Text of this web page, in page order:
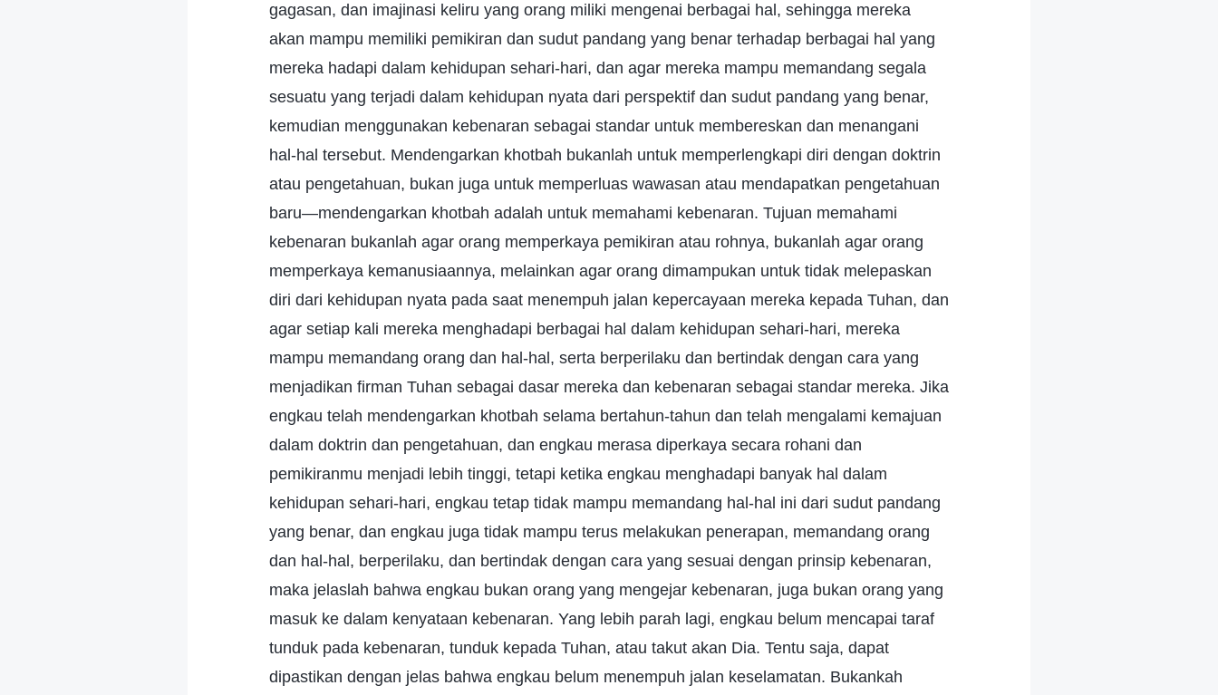
gagasan, dan imajinasi keliru yang orang miliki mengenai berbagai hal, sehingga mereka
akan mampu memiliki pemikiran dan sudut pandang yang benar terhadap berbagai hal yang
mereka hadapi dalam kehidupan sehari-hari, dan agar mereka mampu memandang segala
sesuatu yang terjadi dalam kehidupan nyata dari perspektif dan sudut pandang yang benar,
kemudian menggunakan kebenaran sebagai standar untuk membereskan dan menangani
hal-hal tersebut. Mendengarkan khotbah bukanlah untuk memperlengkapi diri dengan doktrin
atau pengetahuan, bukan juga untuk memperluas wawasan atau mendapatkan pengetahuan
baru—mendengarkan khotbah adalah untuk memahami kebenaran. Tujuan memahami
kebenaran bukanlah agar orang memperkaya pemikiran atau rohnya, bukanlah agar orang
memperkaya kemanusiaannya, melainkan agar orang dimampukan untuk tidak melepaskan
diri dari kehidupan nyata pada saat menempuh jalan kepercayaan mereka kepada Tuhan, dan
agar setiap kali mereka menghadapi berbagai hal dalam kehidupan sehari-hari, mereka
mampu memandang orang dan hal-hal, serta berperilaku dan bertindak dengan cara yang
menjadikan firman Tuhan sebagai dasar mereka dan kebenaran sebagai standar mereka. Jika
engkau telah mendengarkan khotbah selama bertahun-tahun dan telah mengalami kemajuan
dalam doktrin dan pengetahuan, dan engkau merasa diperkaya secara rohani dan
pemikiranmu menjadi lebih tinggi, tetapi ketika engkau menghadapi banyak hal dalam
kehidupan sehari-hari, engkau tetap tidak mampu memandang hal-hal ini dari sudut pandang
yang benar, dan engkau juga tidak mampu terus melakukan penerapan, memandang orang
dan hal-hal, berperilaku, dan bertindak dengan cara yang sesuai dengan prinsip kebenaran,
maka jelaslah bahwa engkau bukan orang yang mengejar kebenaran, juga bukan orang yang
masuk ke dalam kenyataan kebenaran. Yang lebih parah lagi, engkau belum mencapai taraf
tunduk pada kebenaran, tunduk kepada Tuhan, atau takut akan Dia. Tentu saja, dapat
dipastikan dengan jelas bahwa engkau belum menempuh jalan keselamatan. Bukankah